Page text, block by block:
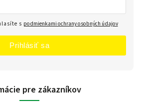
s podmienkami ochrany osobných údajov
Prihlásiť sa
pre zákazníkov